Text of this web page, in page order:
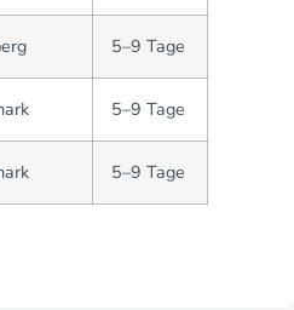
5–9 Tage
5–9 Tage
5–9 Tage